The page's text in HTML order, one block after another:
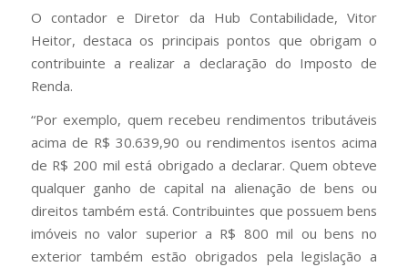
O contador e Diretor da Hub Contabilidade, Vitor
Heitor, destaca os principais pontos que obrigam o
contribuinte a realizar a declaração do Imposto de
Renda.
“Por exemplo, quem recebeu rendimentos tributáveis
acima de R$ 30.639,90 ou rendimentos isentos acima
de R$ 200 mil está obrigado a declarar. Quem obteve
qualquer ganho de capital na alienação de bens ou
direitos também está. Contribuintes que possuem bens
imóveis no valor superior a R$ 800 mil ou bens no
exterior também estão obrigados pela legislação a